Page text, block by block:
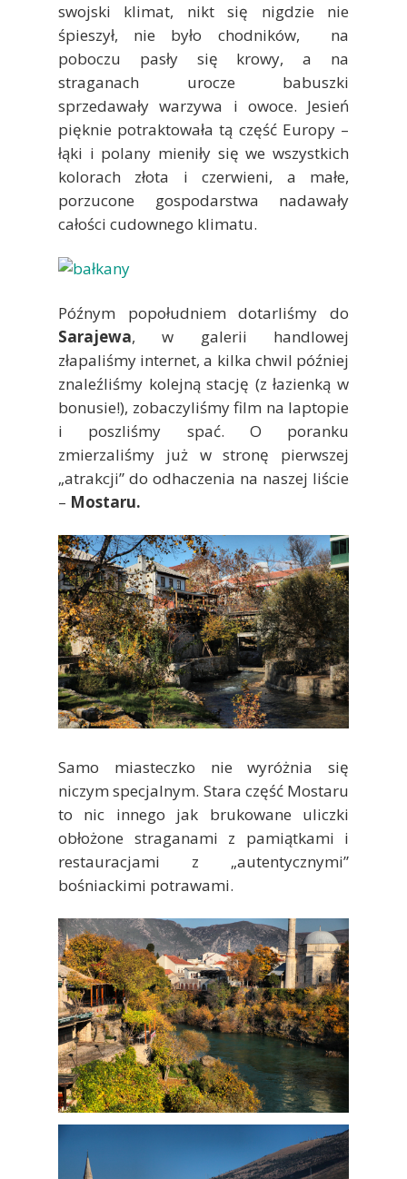
swojski klimat, nikt się nigdzie nie
śpieszył, nie było chodników, na
poboczu pasły się krowy, a na
straganach urocze babuszki
sprzedawały warzywa i owoce. Jesień
pięknie potraktowała tą część Europy –
łąki i polany mieniły się we wszystkich
kolorach złota i czerwieni, a małe,
porzucone gospodarstwa nadawały
całości cudownego klimatu.
Późnym popołudniem dotarliśmy do
Sarajewa, w galerii handlowej
złapaliśmy internet, a kilka chwil później
znaleźliśmy kolejną stację (z łazienką w
bonusie!), zobaczyliśmy film na laptopie
i poszliśmy spać. O poranku
zmierzaliśmy już w stronę pierwszej
„atrakcji” do odhaczenia na naszej liście
– Mostaru.
Samo miasteczko nie wyróżnia się
niczym specjalnym. Stara część Mostaru
to nic innego jak brukowane uliczki
obłożone straganami z pamiątkami i
restauracjami z „autentycznymi”
bośniackimi potrawami.